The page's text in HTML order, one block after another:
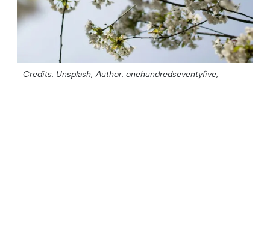
Credits: Unsplash; Author: onehundredseventyfive;